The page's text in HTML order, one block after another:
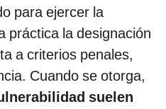
para ejercer la
práctica la designación
a criterios penales,
Cuando se otorga,
suelen